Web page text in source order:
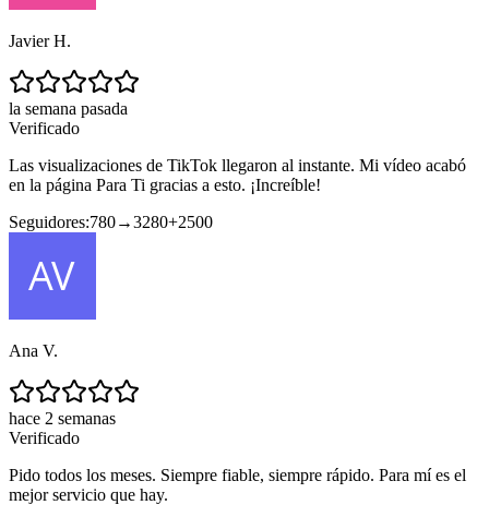
Javier H.
la semana pasada
Verificado
Las visualizaciones de TikTok llegaron al instante. Mi vídeo acabó
en la página Para Ti gracias a esto. ¡Increíble!
Seguidores:780→3280+2500
Ana V.
hace 2 semanas
Verificado
Pido todos los meses. Siempre fiable, siempre rápido. Para mí es el
mejor servicio que hay.